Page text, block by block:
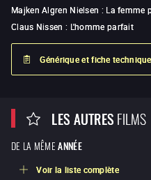
Majken Algren Nielsen : La femme
Claus Nissen : L'homme parfait
Générique et fiche technique
LES AUTRESFILMS
DE LA MÊME ANNÉE
Voir la liste complète